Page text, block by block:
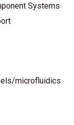
Systems
microfluidics